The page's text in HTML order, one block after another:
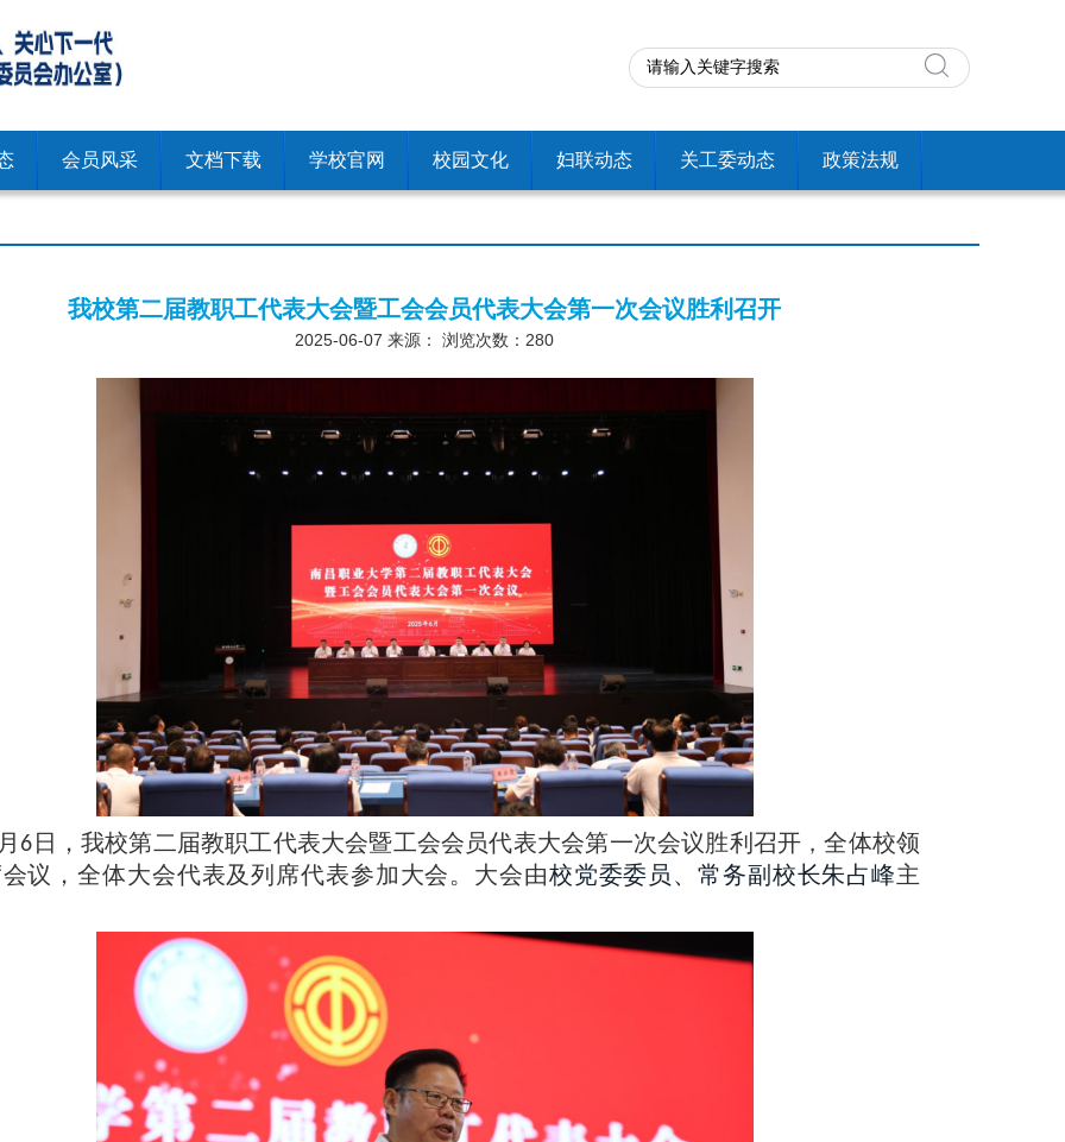
会员风采 文档下载 学校官网 校园文化 妇联动态 关工委动态 政策法规
我校第二届教职工代表大会暨工会会员代表大会第一次会议胜利召开
2025-06-07 来源： 浏览次数： 280
6 日， 我校第二届教职工代表大会暨工会会员代表大会第一次会议胜利召开 ，全体校领
议，全体大会代表及列席代表参加大会。大会由校党委委员、常务副校长朱占峰主